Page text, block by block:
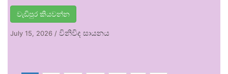
වැඩිපුර කියවන්න
July 15, 2026 / විනිවිද සායනය